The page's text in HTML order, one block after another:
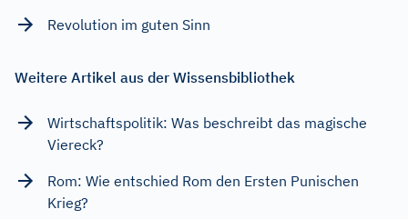
Revolution im guten Sinn
Weitere Artikel aus der Wissensbibliothek
Wirtschaftspolitik: Was beschreibt das magische
Viereck?
Rom: Wie entschied Rom den Ersten Punischen
Krieg?